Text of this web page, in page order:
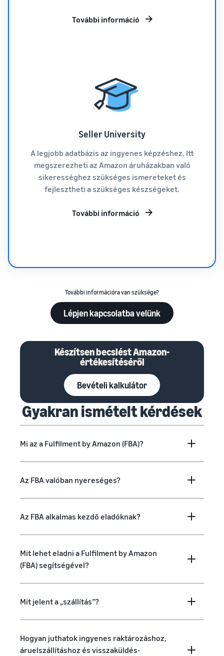
További információ
Seller University
A legjobb adatbázis az ingyenes képzéshez. Itt
megszerezheti az Amazon áruházakban való
sikerességhez szükséges ismereteket és
fejlesztheti a szükséges készségeket.
További információ
További információra van szüksége?
Lépjen kapcsolatba velünk
Készítsen becslést Amazon-
értékesítéséről
Bevételi kalkulátor
Gyakran ismételt kérdések
Mi az a Fulfilment by Amazon (FBA)?
Az FBA valóban nyereséges?
Az FBA alkalmas kezdő eladóknak?
Mit lehet eladni a Fulfilment by Amazon
(FBA) segítségével?
Mit jelent a „szállítás”?
Hogyan juthatok ingyenes raktározáshoz,
áruelszállításhoz és visszaküldés-